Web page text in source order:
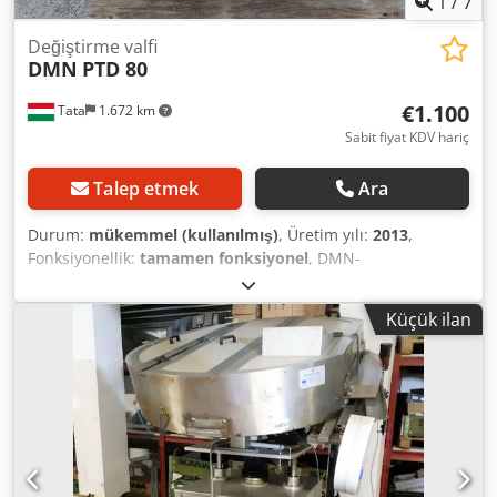
malzememiz için uygun değil. Konum: 6064 Kerns (kişisel
teslimat, anlaşma halinde nakliye mümkündür).
Tata 1.672 km
Değiştirme valfi
DMN PTD 80
€1.100
Sabit fiyat KDV hariç
Talep etmek Ara
Durum: mükemmel (kullanılmış), Üretim yılı: 2013,
Fonksiyonellik: tamamen fonksiyonel, DMN-
WESTINGHOUSE PTD tapa deflektörleri, pnömatik taşıma
sistemlerinde tozların ve peletlerin minimum parazitle
taşınması için özel olarak tasarlanmıştır. PTD tapa
deflektörleri kimya, ilaç, plastik, gıda ve diğer ilgili
endüstrilerde kullanılmaktadır. Hassas işleme, iyi
sızdırmazlık ve tamamen engelsiz geçiş sayesinde
ürünlerin sorunsuz geçişi sağlanır. Kullanıcı dostu, hatasız
tasarım, gerektiğinde hızlı iç denetim, temizlik ve
contaların yerinde değiştirilmesine olanak tanır. PTD
tasarımı, yürürlükteki tüm işyeri güvenlik yasalarına
Küçük ilan